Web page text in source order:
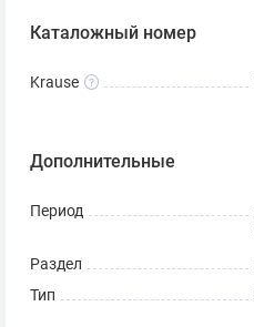
Каталожный номер
Krause
Дополнительные
Период
Раздел
Тип